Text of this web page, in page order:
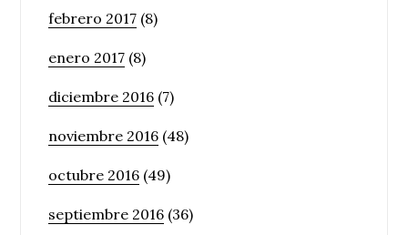
febrero 2017 (8)
enero 2017 (8)
diciembre 2016 (7)
noviembre 2016 (48)
octubre 2016 (49)
septiembre 2016 (36)